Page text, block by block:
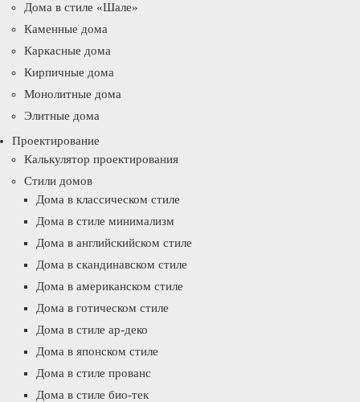
Дома в стиле «Шале»
Каменные дома
Каркасные дома
Кирпичные дома
Монолитные дома
Элитные дома
Проектирование
Калькулятор проектирования
Стили домов
Дома в классическом стиле
Дома в стиле минимализм
Дома в английскийском стиле
Дома в скандинавском стиле
Дома в американском стиле
Дома в готическом стиле
Дома в стиле ар-деко
Дома в японском стиле
Дома в стиле прованс
Дома в стиле био-тек